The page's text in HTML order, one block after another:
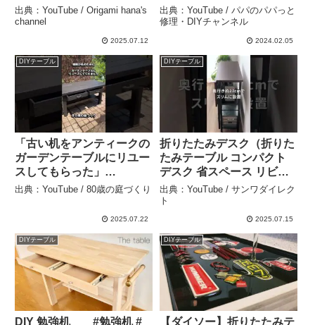
테이블
#Table#मेज़#Meja#โต๊ะ#折
り方#おりがみ#origami#
Origami hana’s channel
出典：YouTube / Origami hana's
channel
2025.07.12
パパのパパっと修理・DIY
チャンネル
出典：YouTube / パパのパパっと
修理・DIYチャンネル
2024.02.05
DIYテーブル
「古い机をアンティークの
ガーデンテーブルにリユー
スしてもらった」
2025.7.22 #80歳の庭づく
#ガーデニング #garden –
出典：YouTube / 80歳の庭づくり
2025.07.22
DIYテーブル
折りたたみデスク（折りた
たみテーブル コンパクト
デスク 省スペース リビン
グ学習 幅65cm 奥行53cm
棚板つき 多機能テーブ
ル）100-DESKH082/083
ト
出典：YouTube / サンワダイレク
ト
2025.07.15
DIYテーブル
DIY 勉強机 #勉強机 #
DIYテーブル
【ダイソー】折りたたみテ